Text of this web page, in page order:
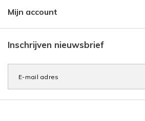
Mijn account
Inschrijven nieuwsbrief